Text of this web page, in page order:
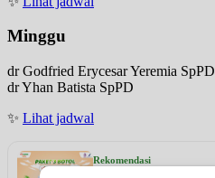
Minggu
dr Godfried Erycesar Yeremia SpPD
dr Yhan Batista SpPD
✨ Lihat jadwal
Rekomendasi